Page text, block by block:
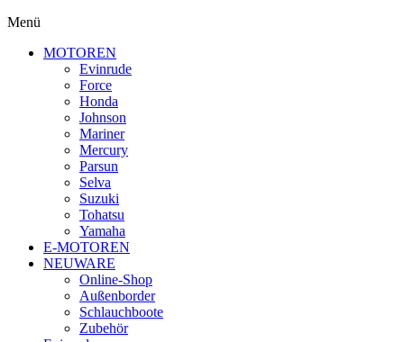
Menü
MOTOREN
Evinrude
Force
Honda
Johnson
Mariner
Mercury
Parsun
Selva
Suzuki
Tohatsu
Yamaha
E-MOTOREN
NEUWARE
Online-Shop
Außenborder
Schlauchboote
Zubehör